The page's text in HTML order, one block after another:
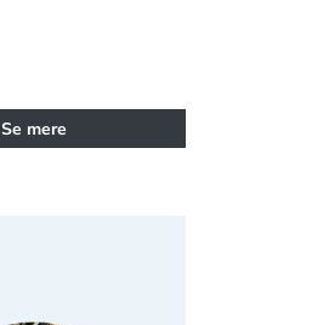
Se mere